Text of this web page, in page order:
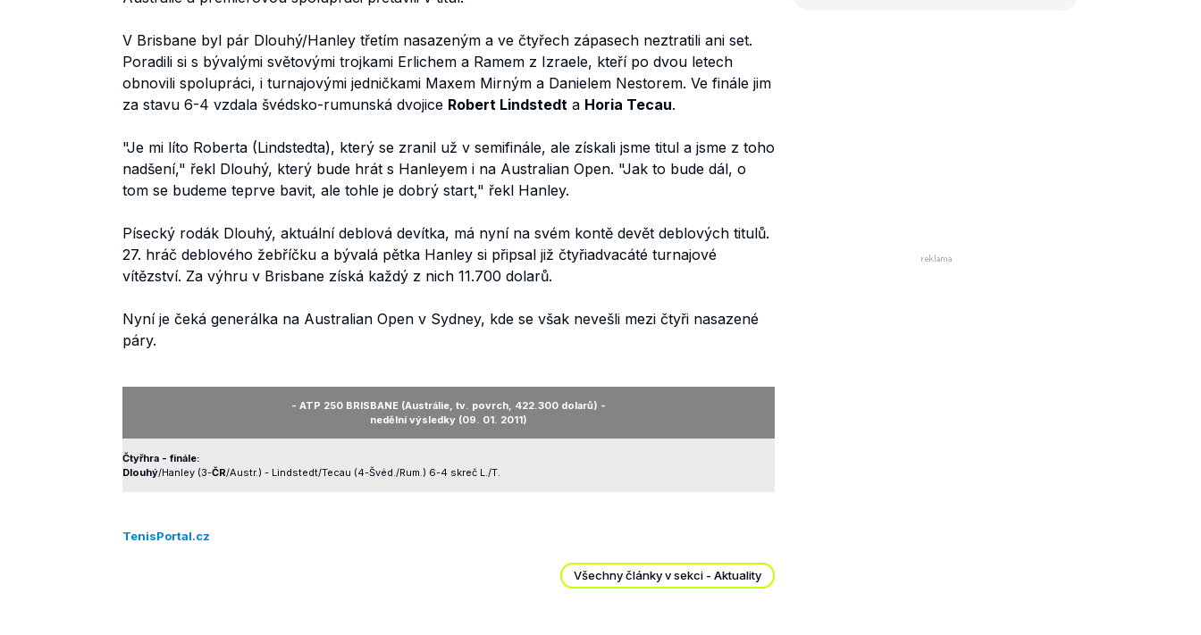
V Brisbane byl pár Dlouhý/Hanley třetím nasazeným a ve čtyřech zápasech neztratili ani set.
Poradili si s bývalými světovými trojkami Erlichem a Ramem z Izraele, kteří po dvou letech
obnovili spolupráci, i turnajovými jedničkami Maxem Mirným a Danielem Nestorem. Ve finále jim
za stavu 6-4 vzdala švédsko-rumunská dvojice Robert Lindstedt a Horia Tecau.
"Je mi líto Roberta (Lindstedta), který se zranil už v semifinále, ale získali jsme titul a jsme z toho
nadšení," řekl Dlouhý, který bude hrát s Hanleyem i na Australian Open. "Jak to bude dál, o
tom se budeme teprve bavit, ale tohle je dobrý start," řekl Hanley.
Písecký rodák Dlouhý, aktuální deblová devítka, má nyní na svém kontě devět deblových titulů.
27. hráč deblového žebříčku a bývalá pětka Hanley si připsal již čtyřiadvacáté turnajové
vítězství. Za výhru v Brisbane získá každý z nich 11.700 dolarů.
Nyní je čeká generálka na Australian Open v Sydney, kde se však nevešli mezi čtyři nasazené
páry.
- ATP 250 BRISBANE (Austrálie, tv. povrch, 422.300 dolarů) -
nedělní výsledky (09. 01. 2011)
Čtyřhra - finále:
Dlouhý/Hanley (3-ČR/Austr.) - Lindstedt/Tecau (4-Švéd./Rum.) 6-4 skreč L./T.
TenisPortal.cz
Všechny články v sekci - Aktuality